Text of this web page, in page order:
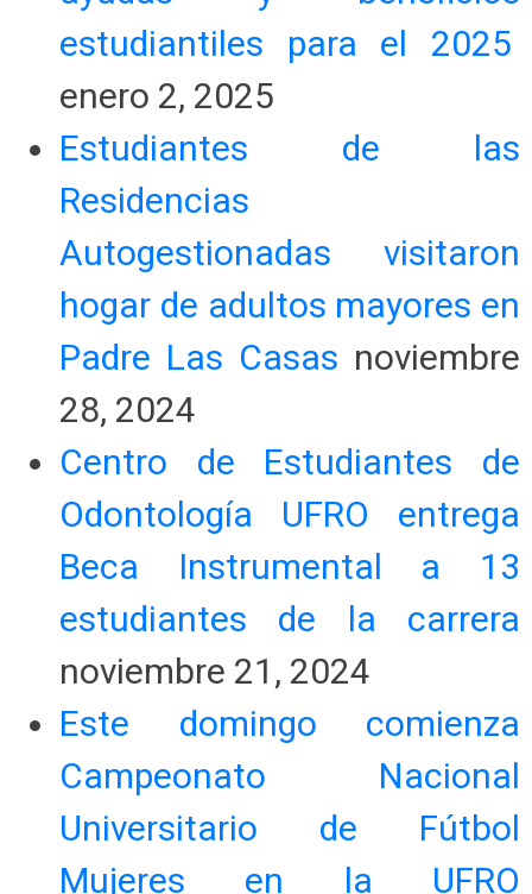
estudiantiles para el 2025
enero 2, 2025
Estudiantes de las
Residencias
Autogestionadas visitaron
hogar de adultos mayores en
Padre Las Casas noviembre
28, 2024
Centro de Estudiantes de
Odontología UFRO entrega
Beca Instrumental a 13
estudiantes de la carrera
noviembre 21, 2024
Este domingo comienza
Campeonato Nacional
Universitario de Fútbol
Mujeres en la UFRO